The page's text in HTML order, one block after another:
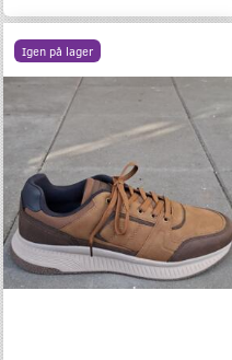
Igen på lager